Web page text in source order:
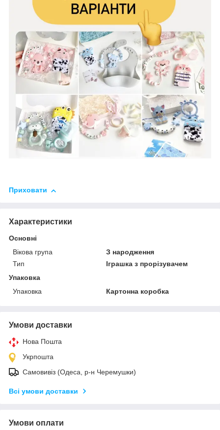
Приховати
Характеристики
Основні
Вікова група
З народження
Тип
Іграшка з прорізувачем
Упаковка
Упаковка
Картонна коробка
Умови доставки
Нова Пошта
Укрпошта
Самовивіз (Одеса, р-н Черемушки)
Всі умови доставки
Умови оплати